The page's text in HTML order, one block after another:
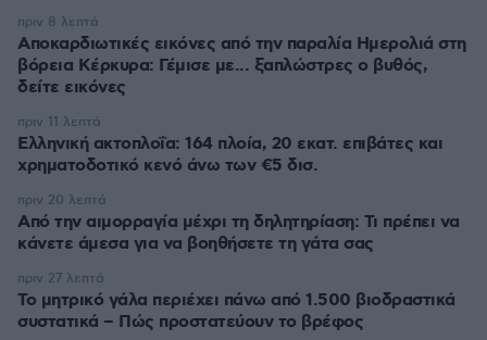
Αποκαρδιωτικές εικόνες από την παραλία Ημερολιά στη
βόρεια Κέρκυρα: Γέμισε με... ξαπλώστρες ο βυθός,
δείτε εικόνες
πριν 8 λεπτά
Ελληνική ακτοπλοΐα: 164 πλοία, 20 εκατ. επιβάτες και
χρηματοδοτικό κενό άνω των €5 δισ.
πριν 11 λεπτά
Από την αιμορραγία μέχρι τη δηλητηρίαση: Τι πρέπει να
κάνετε άμεσα για να βοηθήσετε τη γάτα σας
πριν 20 λεπτά
Το μητρικό γάλα περιέχει πάνω από 1.500 βιοδραστικά
συστατικά – Πώς προστατεύουν το βρέφος
πριν 27 λεπτά